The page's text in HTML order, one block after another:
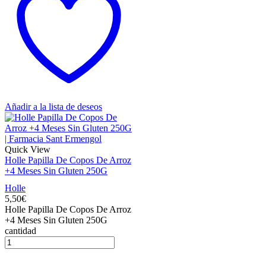
Añadir a la lista de deseos
Quick View
Holle Papilla De Copos De Arroz
+4 Meses Sin Gluten 250G
Holle
5,50€
Holle Papilla De Copos De Arroz
+4 Meses Sin Gluten 250G
cantidad